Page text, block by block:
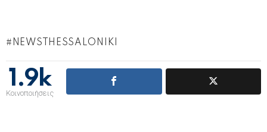
NEWSTHESSALONIKI
1.9k
Κοινοποιήσεις